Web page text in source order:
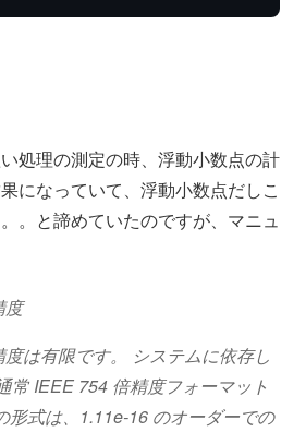
処理の測定の時、浮動小数点の計
になっていて、浮動小数点だしこ
。と諦めていたのですが、マニュ
度
は有限です。 システムに依存し
常 IEEE 754 倍精度フォーマット
形式は、1.11e-16 のオーダーでの